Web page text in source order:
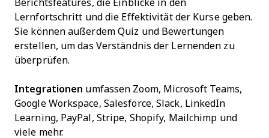
Berichtsfeatures, die Einblicke in den
Lernfortschritt und die Effektivität der Kurse geben.
Sie können außerdem Quiz und Bewertungen
erstellen, um das Verständnis der Lernenden zu
überprüfen.
Integrationen umfassen Zoom, Microsoft Teams,
Google Workspace, Salesforce, Slack, LinkedIn
Learning, PayPal, Stripe, Shopify, Mailchimp und
viele mehr.